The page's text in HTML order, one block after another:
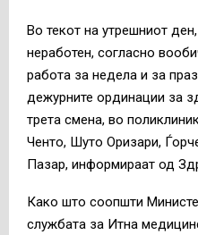
Во текот на утрешниот
неработен, согласно
работа за недела и за
дежурните ординации за
трета смена, во
Ченто, Шуто Оризари,
Пазар, информираат од
Како што соопшти
службата за Итна